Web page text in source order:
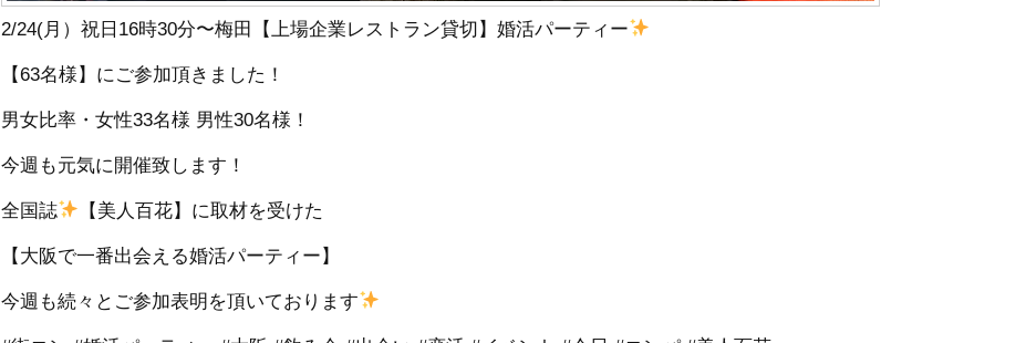
2/24(月）祝日16時30分〜梅田【上場企業レストラン貸切】婚活パーティー
【63名様】にご参加頂きました！
男女比率・女性33名様 男性30名様！
今週も元気に開催致します！
全国誌 【美人百花】に取材を受けた
【大阪で一番出会える婚活パーティー】
今週も続々とご参加表明を頂いております